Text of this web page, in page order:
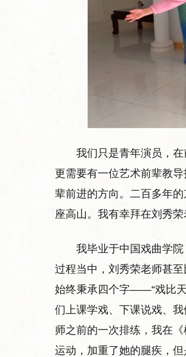
我们只是青年演员，
更需要有一位艺术前辈教
辈前进的方向。二百多年
座高山。我有幸拜在刘秀
我毕业于中国戏曲学
过程当中，刘秀荣老师甚
始终秉承四个字——“戏比天
们上课学戏、下课说戏、
师之前的一次排练，我在
运动，加重了她的腿疾，